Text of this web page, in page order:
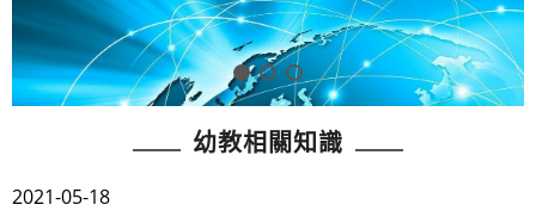
幼教相關知識
2021-05-18